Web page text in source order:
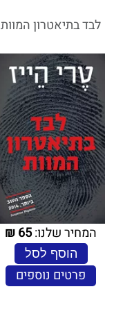
לבד בתיאטרון המוות
המחיר שלנו:65
₪
הוסף לסל
פרטים נוספים